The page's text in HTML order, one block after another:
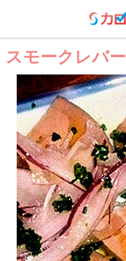
スモークレバー